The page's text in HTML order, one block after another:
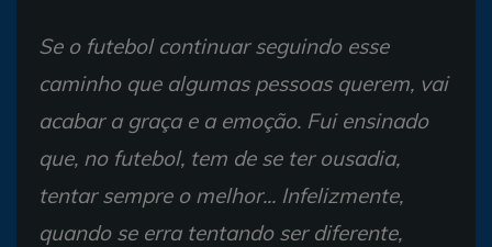
Se o futebol continuar seguindo esse
caminho que algumas pessoas querem, vai
acabar a graça e a emoção. Fui ensinado
que, no futebol, tem de se ter ousadia,
tentar sempre o melhor... Infelizmente,
quando se erra tentando ser diferente,